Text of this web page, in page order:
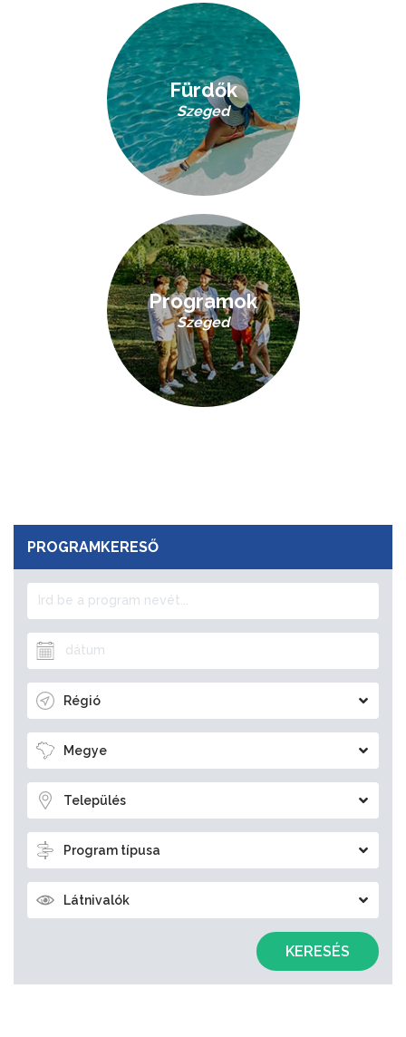
Fürdők
Szeged
Programok
Szeged
PROGRAMKERESŐ
Régió
Megye
Település
Program típusa
Látnivalók
KERESÉS